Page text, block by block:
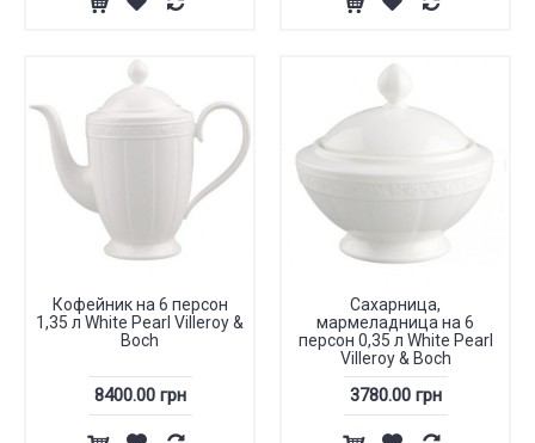
Кофейник на 6 персон
1,35 л White Pearl Villeroy &
Boch
8400.00 грн
Сахарница,
мармеладница на 6
персон 0,35 л White Pearl
Villeroy & Boch
3780.00 грн